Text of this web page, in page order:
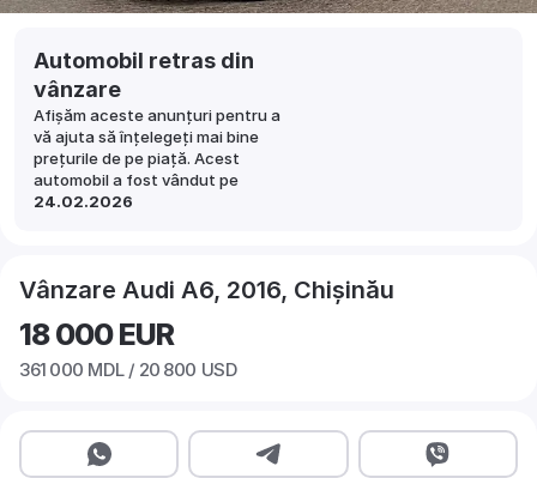
Automobil retras din
vânzare
Afișăm aceste anunțuri pentru a
vă ajuta să înțelegeți mai bine
prețurile de pe piață. Acest
automobil a fost vândut pe
24.02.2026
Vânzare Audi A6, 2016, Chișinău
18 000EUR
361 000 MDL / 20 800 USD